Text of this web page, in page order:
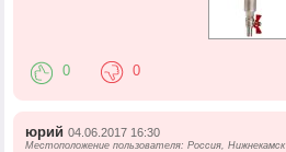
0 0
юрий 04.06.2017 16:30
Местоположение пользователя: Россия, Нижнекамск